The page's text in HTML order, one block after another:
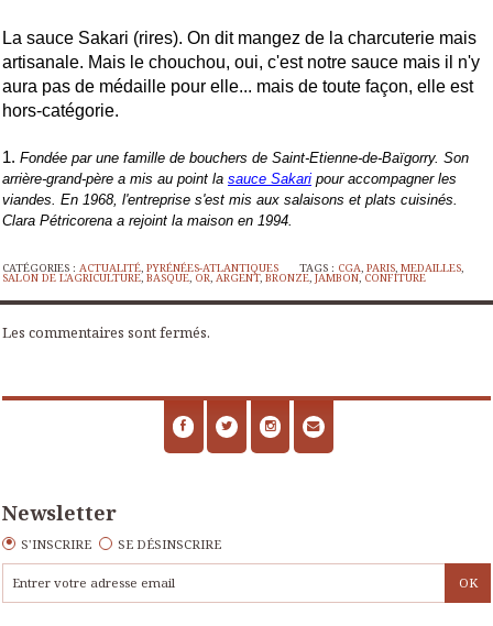
La sauce Sakari (rires). On dit mangez de la charcuterie mais
artisanale. Mais le chouchou, oui, c'est notre sauce mais il n'y
aura pas de médaille pour elle... mais de toute façon, elle est
hors-catégorie.
Fondée par une famille de bouchers de Saint-Etienne-de-Baïgorry. Son
arrière-grand-père a mis au point la sauce Sakari pour accompagner les
viandes. En 1968, l'entreprise s'est mis aux salaisons et plats cuisinés.
Clara Pétricorena a rejoint la maison en 1994.
CATÉGORIES : ACTUALITÉ PYRÉNÉES-ATLANTIQUES TAGS : CGA ,PARIS ,MEDAILLES
SALON DE L'AGRICULTURE, BASQUE OR ARGENT, BRONZE JAMBON,CONFITURE
Les commentaires sont fermés.
Newsletter
S'INSCRIRE SE DÉSINSCRIRE